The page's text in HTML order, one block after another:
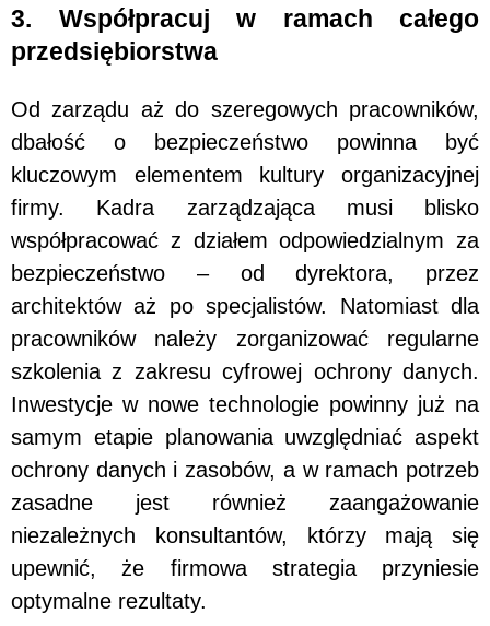
3. Współpracuj w ramach całego
przedsiębiorstwa
Od zarządu aż do szeregowych pracowników,
dbałość o bezpieczeństwo powinna być
kluczowym elementem kultury organizacyjnej
firmy. Kadra zarządzająca musi blisko
współpracować z działem odpowiedzialnym za
bezpieczeństwo – od dyrektora, przez
architektów aż po specjalistów. Natomiast dla
pracowników należy zorganizować regularne
szkolenia z zakresu cyfrowej ochrony danych.
Inwestycje w nowe technologie powinny już na
samym etapie planowania uwzględniać aspekt
ochrony danych i zasobów, a w ramach potrzeb
zasadne jest również zaangażowanie
niezależnych konsultantów, którzy mają się
upewnić, że firmowa strategia przyniesie
optymalne rezultaty.